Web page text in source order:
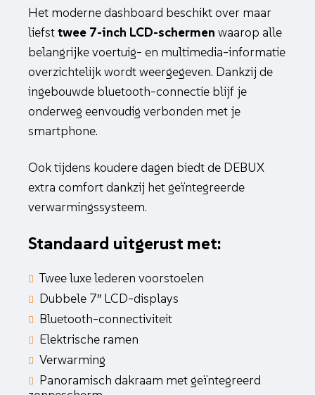
Het moderne dashboard beschikt over maar
liefsttwee 7-inch LCD-schermen waarop alle
belangrijke voertuig- en multimedia-informatie
overzichtelijk wordt weergegeven. Dankzij de
ingebouwde bluetooth-connectie blijf je
onderweg eenvoudig verbonden met je
smartphone.
Ook tijdens koudere dagen biedt de DEBUX
extra comfort dankzij het geïntegreerde
verwarmingssysteem.
Standaard uitgerust met:
Twee luxe lederen voorstoelen
Dubbele 7″ LCD-displays
Bluetooth-connectiviteit
Elektrische ramen
Verwarming
Panoramisch dakraam met geïntegreerd